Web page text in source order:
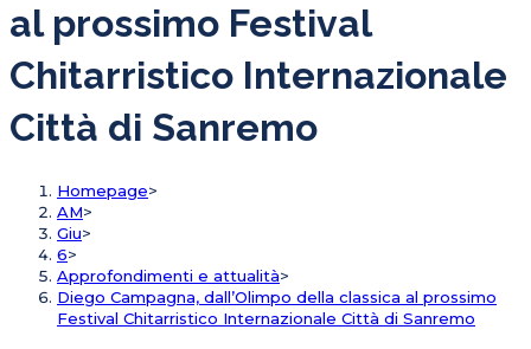
al prossimo Festival
Chitarristico Internazionale
Città di Sanremo
Homepage>
AM>
Giu>
6>
Approfondimenti e attualità>
Diego Campagna, dall’Olimpo della classica al prossimo
Festival Chitarristico Internazionale Città di Sanremo